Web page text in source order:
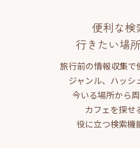
便利な検
行きたい場
旅行前の情報収集で
ジャンル、ハッシ
今いる場所から
カフェを探せ
役に立つ検索機